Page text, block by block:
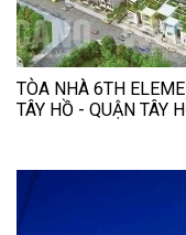
TÒA NHÀ 6TH
TÂY HỒ - QUẬN TÂY